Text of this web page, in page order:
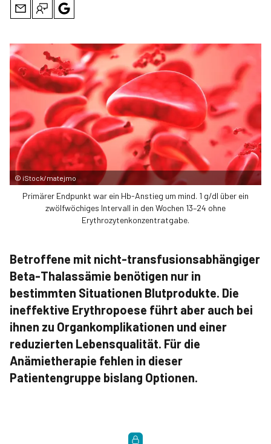
© iStock/matejmo
Primärer Endpunkt war ein Hb-Anstieg um mind. 1 g/dl über ein
zwölfwöchiges Intervall in den Wochen 13–24 ohne
Erythrozytenkonzentratgabe.
Betroffene mit nicht-transfusionsabhängiger
Beta-Thalassämie benötigen nur in
bestimmten Situationen Blutprodukte. Die
ineffektive Erythropoese führt aber auch bei
ihnen zu Organkomplikationen und einer
reduzierten Lebensqualität. Für die
Anämietherapie fehlen in dieser
Patientengruppe bislang Optionen.